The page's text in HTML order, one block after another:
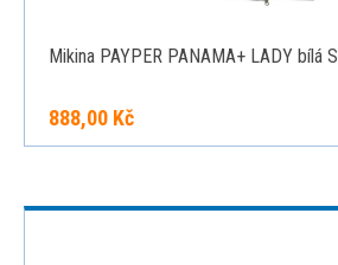
Mikina PAYPER PANAMA+ LADY bílá S
888,00 Kč